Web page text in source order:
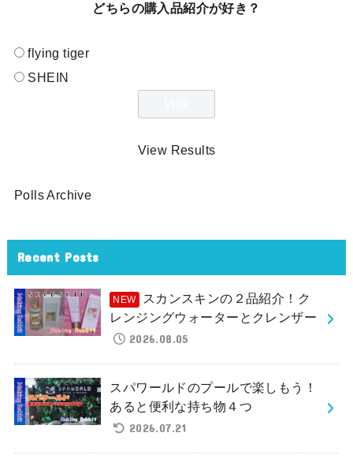
どちらの購入品紹介が好き？
flying tiger
SHEIN
View Results
Polls Archive
Recent Posts
スカンスキンの２品紹介！ク
レンジングウォーターとクレンザー
2026.08.05
スパワールドのプールで楽しもう！
あると便利な持ち物４つ
2026.07.21